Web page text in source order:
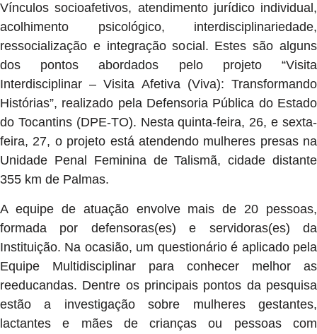
Vínculos socioafetivos, atendimento jurídico individual,
acolhimento psicológico, interdisciplinariedade,
ressocialização e integração social. Estes são alguns
dos pontos abordados pelo projeto “Visita
Interdisciplinar – Visita Afetiva (Viva): Transformando
Histórias”, realizado pela Defensoria Pública do Estado
do Tocantins (DPE-TO). Nesta quinta-feira, 26, e sexta-
feira, 27, o projeto está atendendo mulheres presas na
Unidade Penal Feminina de Talismã, cidade distante
355 km de Palmas.
A equipe de atuação envolve mais de 20 pessoas,
formada por defensoras(es) e servidoras(es) da
Instituição. Na ocasião, um questionário é aplicado pela
Equipe Multidisciplinar para conhecer melhor as
reeducandas. Dentre os principais pontos da pesquisa
estão a investigação sobre mulheres gestantes,
lactantes e mães de crianças ou pessoas com